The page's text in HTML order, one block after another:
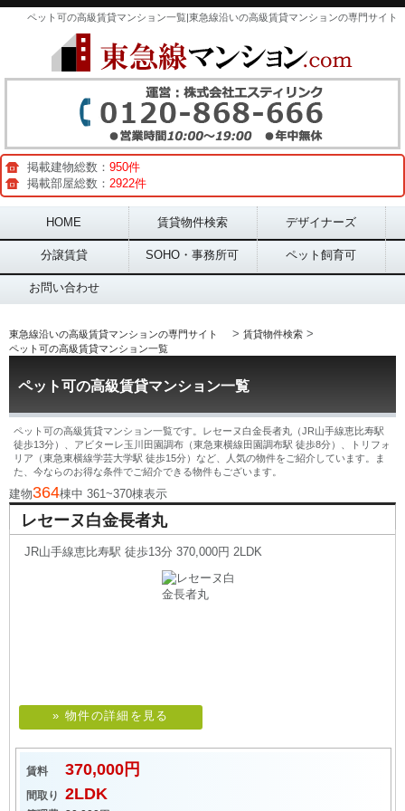
ペット可の高級賃貸マンション一覧|東急線沿いの高級賃貸マンションの専門サイト
掲載建物総数： 950件
掲載部屋総数： 2922件
Main menu
HOME 賃貸物件検索 デザイナーズ
分譲賃貸 SOHO・事務所可 ペット飼育可
お問い合わせ
東急線沿いの高級賃貸マンションの専門サイト > 賃貸物件検索 >
ペット可の高級賃貸マンション一覧
ペット可の高級賃貸マンション一覧
ペット可の高級賃貸マンション一覧です。レセーヌ白金長者丸（JR山手線恵比寿駅
徒歩13分）、アビターレ玉川田園調布（東急東横線田園調布駅 徒歩8分）、トリフォ
リア（東急東横線学芸大学駅 徒歩15分）など、人気の物件をご紹介しています。ま
た、今ならのお得な条件でご紹介できる物件もございます。
建物364棟中 361~370棟表示
レセーヌ白金長者丸
JR山手線恵比寿駅 徒歩13分 370,000円 2LDK
» 物件の詳細を見る
賃料 370,000円
間取り 2LDK